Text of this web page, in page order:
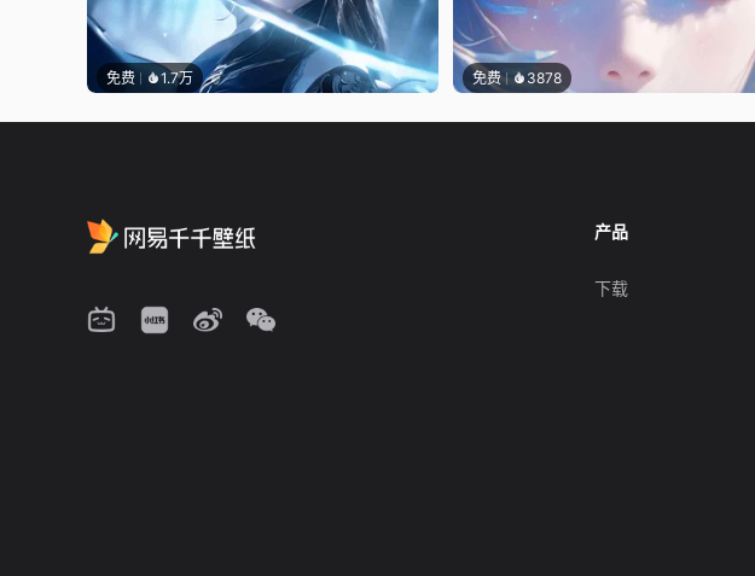
免费 1.7万 免费 3878
产品
下载